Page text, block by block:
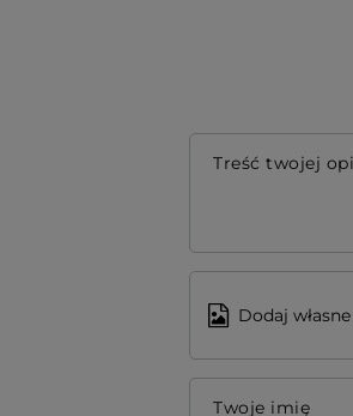
Treść twojej
Dodaj
Twoje imię